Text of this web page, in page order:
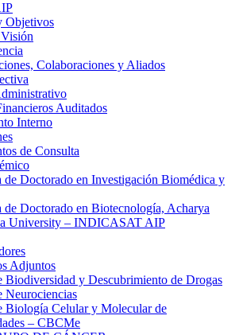
Objetivos
Colaboraciones y Aliados
Auditados
Interno
de Consulta
de Doctorado en Investigación Biomédica y
de Doctorado en Biotecnología, Acharya
University – INDICASAT AIP
Adjuntos
Biodiversidad y Descubrimiento de Drogas
Neurociencias
Biología Celular y Molecular de
– CBCMe